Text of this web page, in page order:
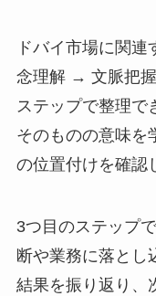
ドバイ市場に関
念理解 → 文脈把
ステップで整理で
そのものの意味を
の位置付けを確認
3つ目のステップ
断や業務に落とし
結果を振り返り、